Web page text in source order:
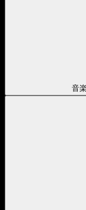
音